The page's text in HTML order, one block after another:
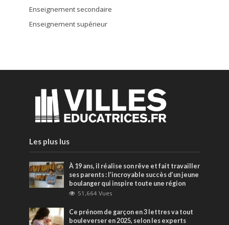
Enseignement secondaire
Enseignement supérieur
Les plus lus
À 19 ans, il réalise son rêve et fait travailler
ses parents : l’incroyable succès d’un jeune
boulanger qui inspire toute une région
51,664 Vues
Ce prénom de garçon en 3 lettres va tout
bouleverser en 2025, selon les experts